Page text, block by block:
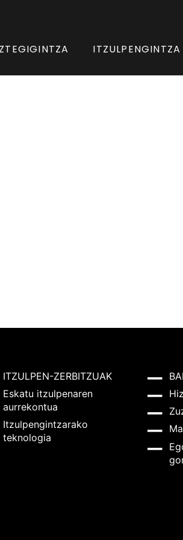
ITZULPENGINTZA
ITZULPEN-ZERBITZUAK
Eskatu itzulpenaren
aurrekontua
Itzulpengintzarako
teknologia